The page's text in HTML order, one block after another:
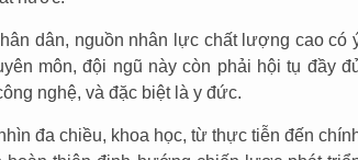
dân, nguồn nhân lực chất lượng cao có
môn, đội ngũ này còn phải hội tụ đầy
nghệ, và đặc biệt là y đức.
đa chiều, khoa học, từ thực tiễn đến